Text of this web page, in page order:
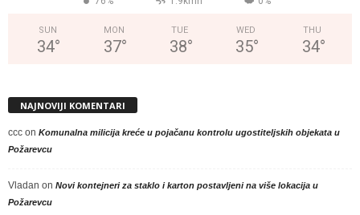
SUN
34°
MON
37°
TUE
38°
WED
35°
THU
34°
NAJNOVIJI KOMENTARI
ccc on Komunalna milicija kreće u pojačanu kontrolu ugostiteljskih objekata u
Požarevcu
Vladan on Novi kontejneri za staklo i karton postavljeni na više lokacija u
Požarevcu